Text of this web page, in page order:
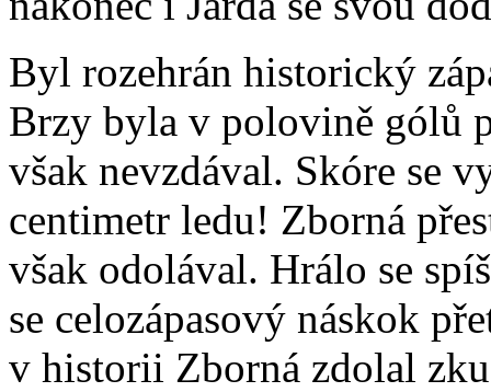
Byl rozehrán historický
Brzy byla v polovině gólů
však nevzdával. Skóre se
centimetr ledu! Zborná
však odolával. Hrálo se
se celozápasový náskok
v historii Zborná zdolal